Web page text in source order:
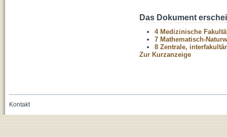
Das Dokument
4 Medizinische
7 Mathematisch-
8 Zentrale,
Zur Kurzanzeige
Kontakt